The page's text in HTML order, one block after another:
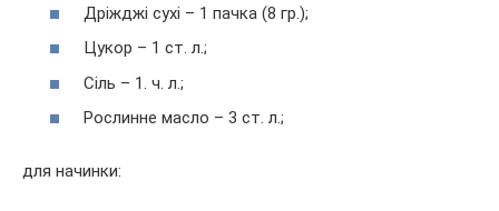
Дріжджі сухі – 1 пачка (8 гр.);
Цукор – 1 ст. л.;
Сіль – 1. ч. л.;
Рослинне масло – 3 ст. л.;
для начинки: